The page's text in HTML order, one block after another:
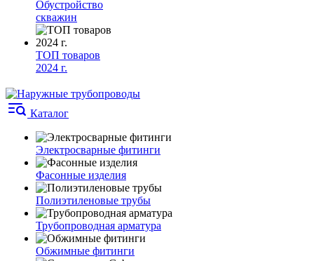
Обустройство
скважин
ТОП товаров
2024 г.
Каталог
Электросварные фитинги
Фасонные изделия
Полиэтиленовые трубы
Трубопроводная арматура
Обжимные фитинги